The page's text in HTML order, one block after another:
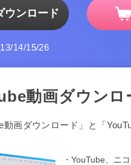
ウンロード
14/15/26
動画ダウン
動画ダウンロード」と「
・YouTube、ニ